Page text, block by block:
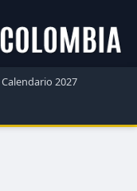
Calendario 2027